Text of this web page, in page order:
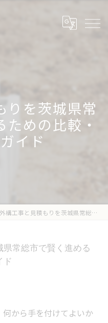
りを茨城県常
めの比較・
イド
外構工事と見積もりを茨城県常総市で賢く進めるための比較・費用徹底ガイド
常総市で賢く進める
ド
から手を付けてよいか